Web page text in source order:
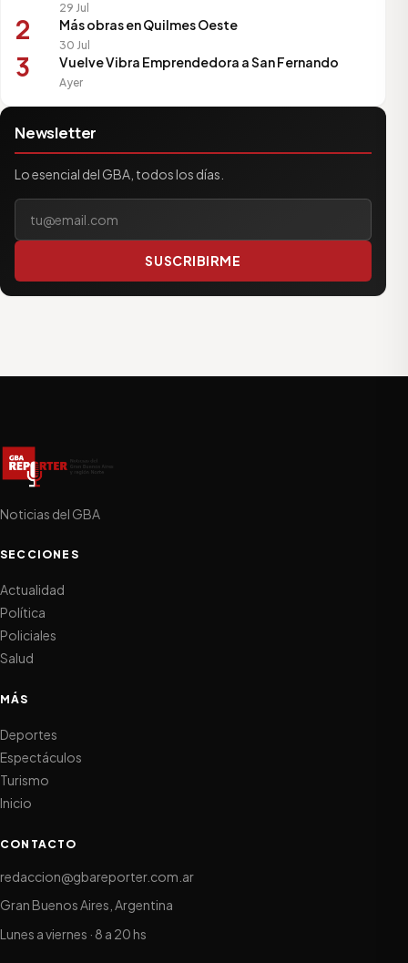
29 Jul
2 Más obras en Quilmes Oeste
30 Jul
3 Vuelve Vibra Emprendedora a San Fernando
Ayer
Newsletter
Lo esencial del GBA, todos los días.
SUSCRIBIRME
Noticias del GBA
SECCIONES
Actualidad
Política
Policiales
Salud
MÁS
Deportes
Espectáculos
Turismo
Inicio
CONTACTO
redaccion@gbareporter.com.ar
Gran Buenos Aires, Argentina
Lunes a viernes · 8 a 20 hs